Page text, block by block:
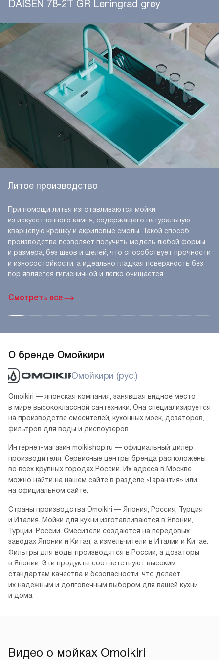
DAISEN 78-2T GR Leningrad grey
Смотреть все
Литое производство
При помощи литья изготавливаются мойки
из искусственного камня, содержащего натуральную
кварцевую крошку и акриловые смолы. Такой способ
производства позволяет получить модель любой формы
и размера, без швов и щелей, что способствует прочности
и износостойкости, а идеально гладкая поверхность без
пор является гигиеничной и легко очищается.
О бренде Омойкири
Омойкири (рус.)
Omoikiri — японская компания, занявшая видное место
в мире высококлассной сантехники. Она специализируется
на производстве смесителей, кухонных моек, дозаторов,
фильтров для воды и диспоузеров.
Интернет-магазин moikishop.ru — официальный дилер
производителя. Сервисные центры бренда расположены
во всех крупных городах России. Их адреса в Москве
можно найти на нашем сайте в разделе «Гарантия» или
на официальном сайте.
Страны производства Omoikiri — Япония, Россия, Турция
и Италия. Мойки для кухни изготавливаются в Японии,
Турции, России. Смесители создаются на передовых
заводах Японии и Китая, а измельчители в Италии и Китае.
Фильтры для воды производятся в России, а дозаторы
в Японии. Эти продукты соответствуют высоким
стандартам качества и безопасности, что делает
их надежным и долговечным выбором для вашей кухни
и дома.
Видео о мойках Omoikiri